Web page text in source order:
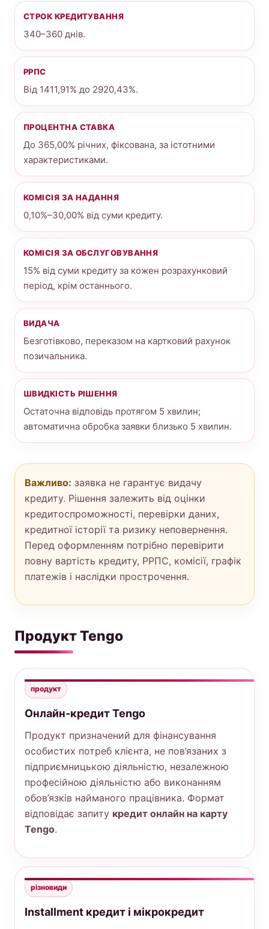
СТРОК КРЕДИТУВАННЯ
340–360 днів.
РРПС
Від 1411,91% до 2920,43%.
ПРОЦЕНТНА СТАВКА
До 365,00% річних, фіксована, за істотними
характеристиками.
КОМІСІЯ ЗА НАДАННЯ
0,10%–30,00% від суми кредиту.
КОМІСІЯ ЗА ОБСЛУГОВУВАННЯ
15% від суми кредиту за кожен розрахунковий
період, крім останнього.
ВИДАЧА
Безготівково, переказом на картковий рахунок
позичальника.
ШВИДКІСТЬ РІШЕННЯ
Остаточна відповідь протягом 5 хвилин;
автоматична обробка заявки близько 5 хвилин.
Важливо: заявка не гарантує видачу
кредиту. Рішення залежить від оцінки
кредитоспроможності, перевірки даних,
кредитної історії та ризику неповернення.
Перед оформленням потрібно перевірити
повну вартість кредиту, РРПС, комісії, графік
платежів і наслідки прострочення.
Продукт Tengo
продукт
Онлайн-кредит Tengo
Продукт призначений для фінансування
особистих потреб клієнта, не пов’язаних з
підприємницькою діяльністю, незалежною
професійною діяльністю або виконанням
обов’язків найманого працівника. Формат
відповідає запиту кредит онлайн на карту
Tengo.
різновиди
Installment кредит і мікрокредит